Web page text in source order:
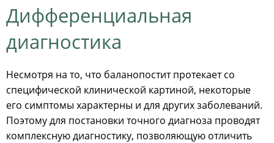
Дифференциальная
диагностика
Несмотря на то, что баланопостит протекает со
специфической клинической картиной, некоторые
его симптомы характерны и для других заболеваний.
Поэтому для постановки точного диагноза проводят
комплексную диагностику, позволяющую отличить